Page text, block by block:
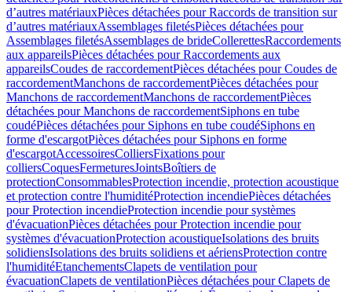
d’autres matériauxPièces détachées pour Raccords de transition sur
d’autres matériauxAssemblages filetésPièces détachées pour
Assemblages filetésAssemblages de brideCollerettesRaccordements
aux appareilsPièces détachées pour Raccordements aux
appareilsCoudes de raccordementPièces détachées pour Coudes de
raccordementManchons de raccordementPièces détachées pour
Manchons de raccordementManchons de raccordementPièces
détachées pour Manchons de raccordementSiphons en tube
coudéPièces détachées pour Siphons en tube coudéSiphons en
forme d'escargotPièces détachées pour Siphons en forme
d'escargotAccessoiresColliersFixations pour
colliersCoquesFermeturesJointsBoîtiers de
protectionConsommablesProtection incendie, protection acoustique
et protection contre l'humiditéProtection incendiePièces détachées
pour Protection incendieProtection incendie pour systèmes
d'évacuationPièces détachées pour Protection incendie pour
systèmes d'évacuationProtection acoustiqueIsolations des bruits
solidiensIsolations des bruits solidiens et aériensProtection contre
l'humiditéEtanchementsClapets de ventilation pour
évacuationClapets de ventilationPièces détachées pour Clapets de